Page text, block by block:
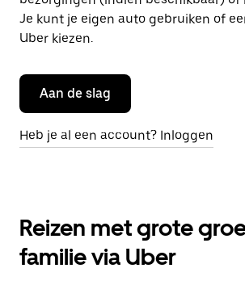
Je kunt je eigen auto gebruiken of
Uber kiezen.
Aan de slag
Heb je al een account? Inloggen
Reizen met grote
familie via Uber